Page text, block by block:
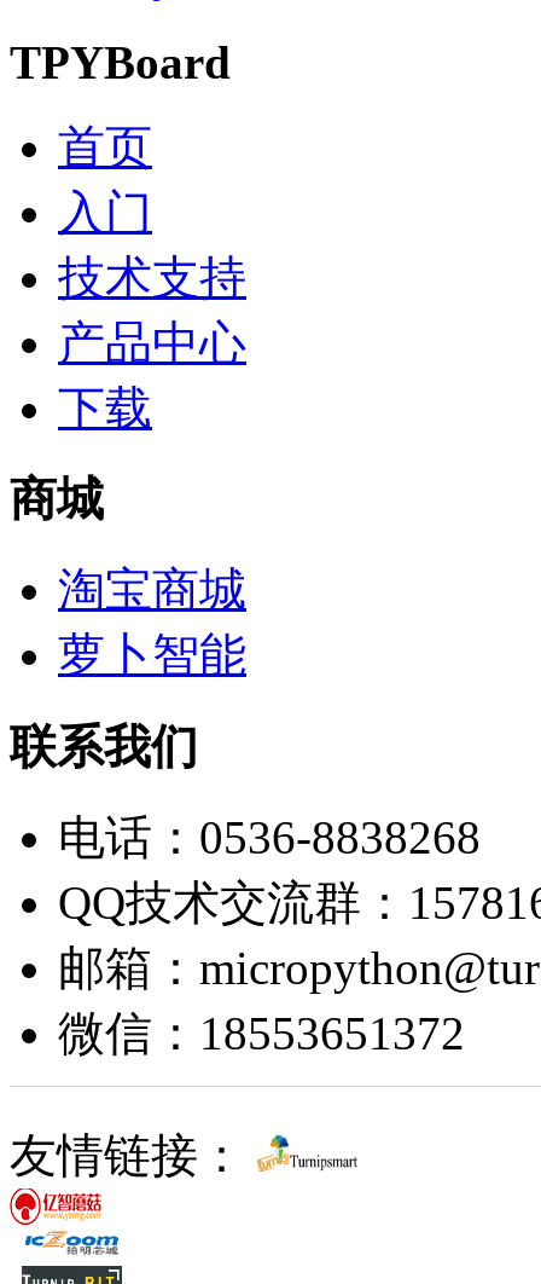
TPYBoard
首页
入门
技术支持
产品中心
下载
商城
淘宝商城
萝卜智能
联系我们
电话：0536-8838268
QQ技术交流群：
邮箱：
微信：18553651372
友情链接：